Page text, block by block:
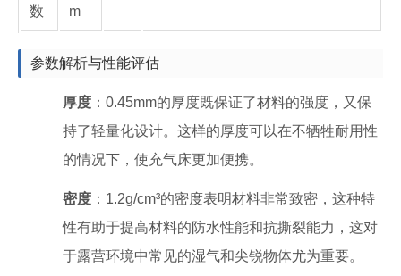
数 m
参数解析与性能评估
厚度 ：0.45mm的厚度既保证了材料的强度，又保
持了轻量化设计。这样的厚度可以在不牺牲耐用性
的情况下，使充气床更加便携。
密度 ：1.2g/cm³的密度表明材料非常致密，这种特
性有助于提高材料的防水性能和抗撕裂能力，这对
于露营环境中常见的湿气和尖锐物体尤为重要。